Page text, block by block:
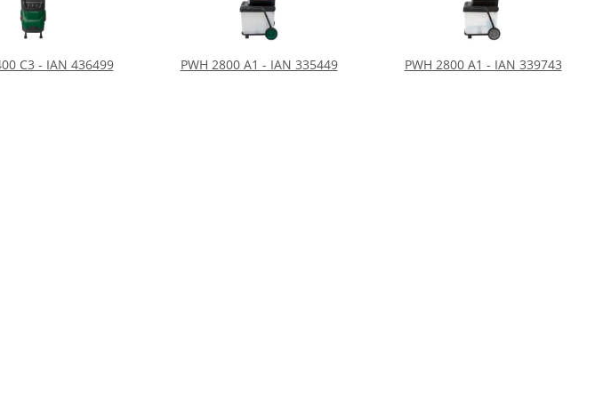
C3 - IAN 436499 PWH 2800 A1 - IAN 335449 PWH 2800 A1 - IAN 339743